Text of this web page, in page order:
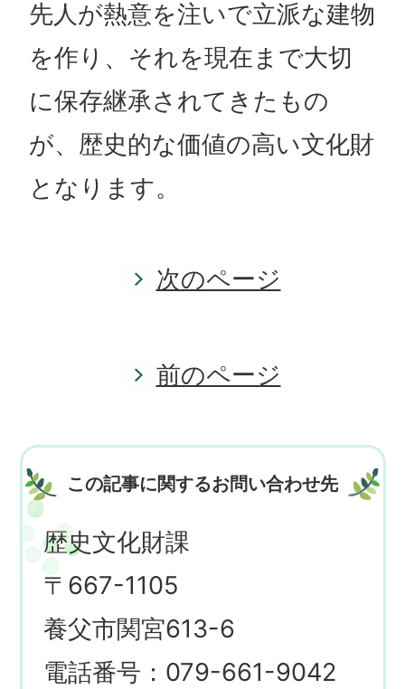
先人が熱意を注いで立派な建物
を作り、それを現在まで大切
に保存継承されてきたもの
が、歴史的な価値の高い文化財
となります。
次のページ
前のページ
この記事に関するお問い合わせ先
歴史文化財課
〒667-1105
養父市関宮613-6
電話番号：079-661-9042